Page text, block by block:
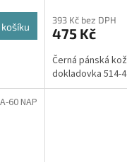
393 Kč bez DPH
475 Kč
Černá pánská
dokladovka 514-
60 NAP